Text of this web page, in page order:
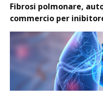
Fibrosi polmonare,
commercio per